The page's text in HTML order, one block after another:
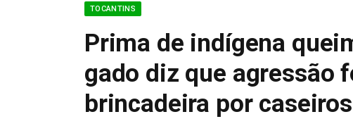
TOCANTINS
Prima de indígena
gado diz que agressão
brincadeira por